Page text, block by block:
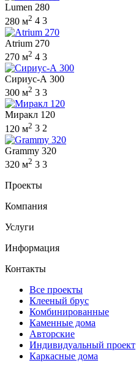
Lumen 280
280 м2 4 3
Atrium 270
270 м2 4 3
Сириус-А 300
300 м2 3 3
Миракл 120
120 м2 3 2
Grammy 320
320 м2 3 3
Проекты
Компания
Услуги
Информация
Контакты
Все проекты
Клееный брус
Комбинированные
Каменные дома
Авторские
Индивидуальный проект
Каркасные дома